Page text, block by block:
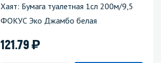
Хаят: Бумага туалетная 1сл 200м/9,5
ФОКУС Эко Джамбо белая
121.79)